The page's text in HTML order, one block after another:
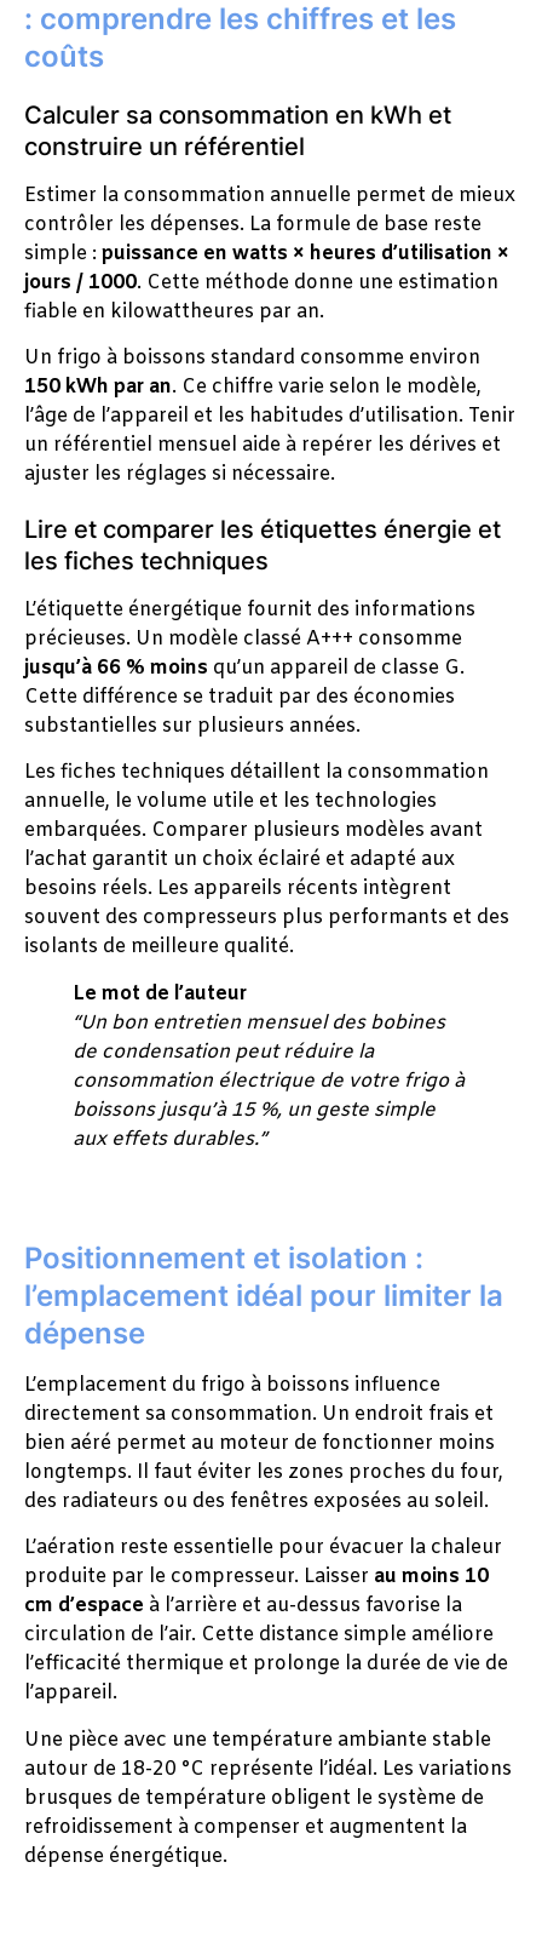
: comprendre les chiffres et les
coûts
Calculer sa consommation en kWh et
construire un référentiel
Estimer la consommation annuelle permet de mieux
contrôler les dépenses. La formule de base reste
simple : puissance en watts × heures d’utilisation ×
jours / 1000. Cette méthode donne une estimation
fiable en kilowattheures par an.
Un frigo à boissons standard consomme environ
150 kWh par an. Ce chiffre varie selon le modèle,
l’âge de l’appareil et les habitudes d’utilisation. Tenir
un référentiel mensuel aide à repérer les dérives et
ajuster les réglages si nécessaire.
Lire et comparer les étiquettes énergie et
les fiches techniques
L’étiquette énergétique fournit des informations
précieuses. Un modèle classé A+++ consomme
jusqu’à 66 % moins qu’un appareil de classe G.
Cette différence se traduit par des économies
substantielles sur plusieurs années.
Les fiches techniques détaillent la consommation
annuelle, le volume utile et les technologies
embarquées. Comparer plusieurs modèles avant
l’achat garantit un choix éclairé et adapté aux
besoins réels. Les appareils récents intègrent
souvent des compresseurs plus performants et des
isolants de meilleure qualité.
Le mot de l’auteur
“Un bon entretien mensuel des bobines
de condensation peut réduire la
consommation électrique de votre frigo à
boissons jusqu’à 15 %, un geste simple
aux effets durables.”
Positionnement et isolation :
l’emplacement idéal pour limiter la
dépense
L’emplacement du frigo à boissons influence
directement sa consommation. Un endroit frais et
bien aéré permet au moteur de fonctionner moins
longtemps. Il faut éviter les zones proches du four,
des radiateurs ou des fenêtres exposées au soleil.
L’aération reste essentielle pour évacuer la chaleur
produite par le compresseur. Laisser au moins 10
cm d’espace à l’arrière et au-dessus favorise la
circulation de l’air. Cette distance simple améliore
l’efficacité thermique et prolonge la durée de vie de
l’appareil.
Une pièce avec une température ambiante stable
autour de 18-20 °C représente l’idéal. Les variations
brusques de température obligent le système de
refroidissement à compenser et augmentent la
dépense énergétique.